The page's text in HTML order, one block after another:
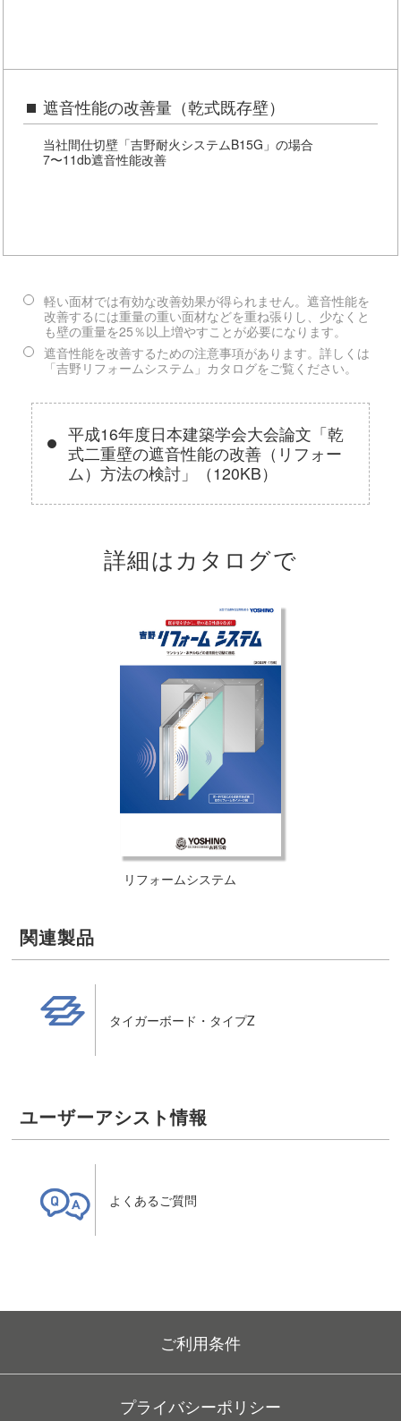
遮音性能の改善量（乾式既存壁）
当社間仕切壁「吉野耐火システムB15G」の場合
7〜11db遮音性能改善
軽い面材では有効な改善効果が得られません。遮音性能を
改善するには重量の重い面材などを重ね張りし、少なくと
も壁の重量を25％以上増やすことが必要になります。
遮音性能を改善するための注意事項があります。詳しくは
「吉野リフォームシステム」カタログをご覧ください。
平成16年度日本建築学会大会論文「乾
式二重壁の遮音性能の改善（リフォー
ム）方法の検討」（120KB）
詳細はカタログで
リフォームシステム
関連製品
タイガーボード・タイプZ
ユーザーアシスト情報
よくあるご質問
ご利用条件
プライバシーポリシー